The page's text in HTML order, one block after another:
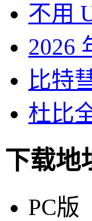
不用
2026
比特
杜比
下载地
PC版